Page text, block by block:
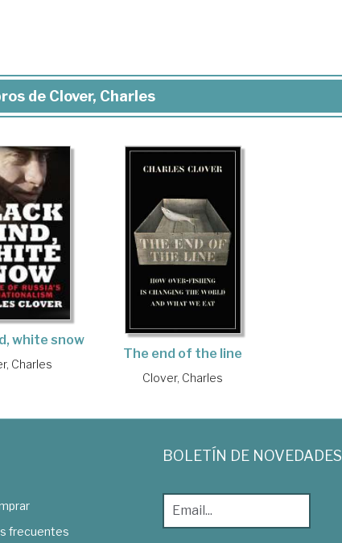
de Clover, Charles
white snow
Charles
The end of the line
Clover, Charles
frecuentes
BOLETÍN DE NOVEDADES